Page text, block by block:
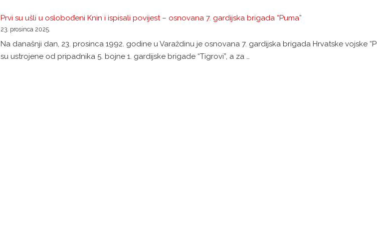
Prvi su ušli u oslobođeni Knin i ispisali povijest – osnovana 7. gardijska brigada “Puma”
23. prosinca 2025.
Na današnji dan, 23. prosinca 1992. godine u Varaždinu je osnovana 7. gardijska brigada Hrvatske vojske
su ustrojene od pripadnika 5. bojne 1. gardijske brigade “Tigrovi”, a za …